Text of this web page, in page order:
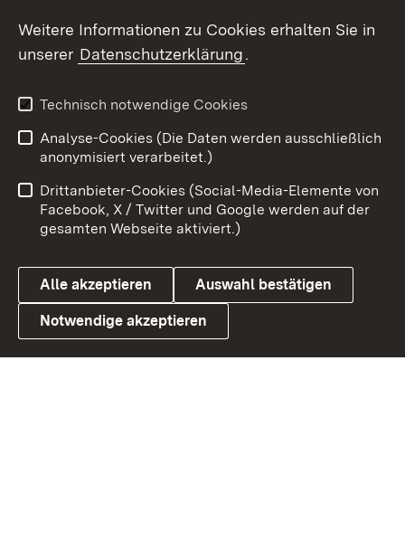
Social Wall
X / Twitter
Youtube
Link zum Landesportal
Benutzungshinweise
Barrierefreiheit
Datenschutz
Cookies
Weitere Informationen zu Cookies erhalten Sie in
unserer Datenschutzerklärung.
Technisch notwendige Cookies
Analyse-Cookies (Die Daten werden ausschließlich
anonymisiert verarbeitet.)
Drittanbieter-Cookies (Social-Media-Elemente von
Facebook, X / Twitter und Google werden auf der
gesamten Webseite aktiviert.)
Alle akzeptieren Auswahl bestätigen
Notwendige akzeptieren